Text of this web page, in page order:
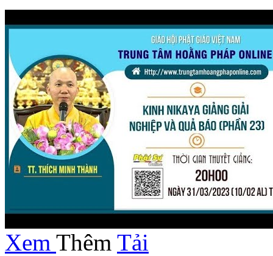
Xem Thêm Tải